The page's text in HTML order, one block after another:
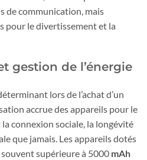
de communication, mais
pour le divertissement et la
gestion de l’énergie
lors de l’achat d’un
accrue des appareils pour le
connexion sociale, la longévité
que jamais. Les appareils dotés
supérieure à 5000 mAh